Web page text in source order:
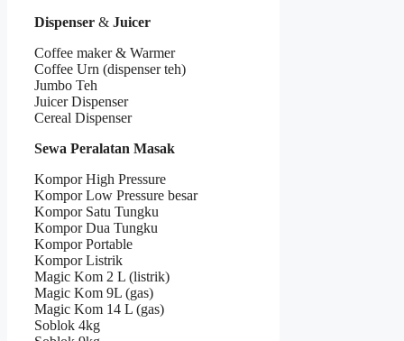
Dispenser & Juicer
Coffee maker & Warmer
Coffee Urn (dispenser teh)
Jumbo Teh
Juicer Dispenser
Cereal Dispenser
Sewa Peralatan Masak
Kompor High Pressure
Kompor Low Pressure besar
Kompor Satu Tungku
Kompor Dua Tungku
Kompor Portable
Kompor Listrik
Magic Kom 2 L (listrik)
Magic Kom 9L (gas)
Magic Kom 14 L (gas)
Soblok 4kg